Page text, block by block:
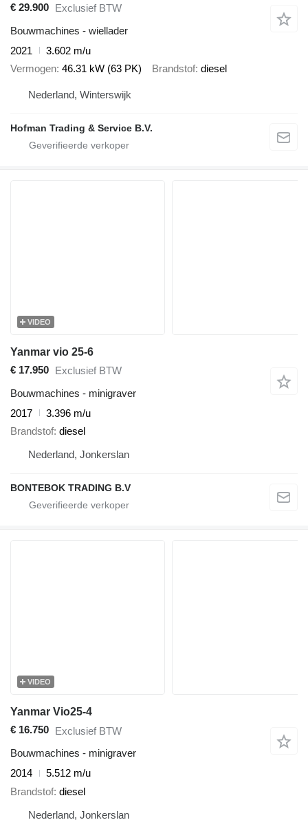
€ 29.900 Exclusief BTW
Bouwmachines - wiellader
2021
3.602 m/u
Vermogen 46.31 kW (63 PK) Brandstof diesel
Nederland, Winterswijk
Hofman Trading & Service B.V.
VIDEO
Yanmar vio 25-6
€ 17.950 Exclusief BTW
Bouwmachines - minigraver
2017
3.396 m/u
Brandstof diesel
Nederland, Jonkerslan
BONTEBOK TRADING B.V
VIDEO
Yanmar Vio25-4
€ 16.750 Exclusief BTW
Bouwmachines - minigraver
2014
5.512 m/u
Brandstof diesel
Nederland, Jonkerslan